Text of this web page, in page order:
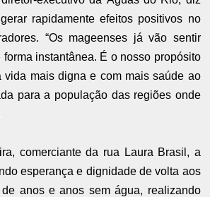
rapidamente efeitos positivos no
“Os mageenses já vão sentir
instantânea. É o nosso propósito
vida mais digna e com mais saúde ao
para a população das regiões onde
comerciante da rua Laura Brasil, a
esperança e dignidade de volta aos
anos e anos sem água, realizando